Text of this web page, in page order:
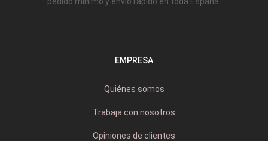
EMPRESA
Quiénes somos
Trabaja con nosotros
Opiniones de clientes